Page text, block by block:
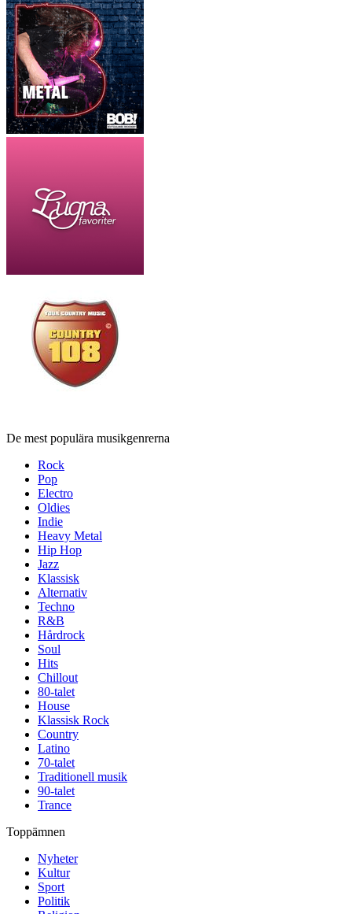
De mest populära musikgenrerna
Rock
Pop
Electro
Oldies
Indie
Heavy Metal
Hip Hop
Jazz
Klassisk
Alternativ
Techno
R&B
Hårdrock
Soul
Hits
Chillout
80-talet
House
Klassisk Rock
Country
Latino
70-talet
Traditionell musik
90-talet
Trance
Toppämnen
Nyheter
Kultur
Sport
Politik